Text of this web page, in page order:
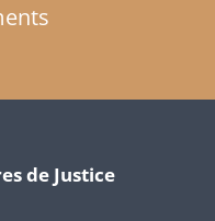
de Justice